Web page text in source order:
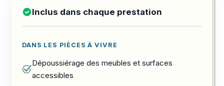
Inclus dans chaque prestation
DANS LES PIÈCES À VIVRE
Dépoussiérage des meubles et surfaces
accessibles